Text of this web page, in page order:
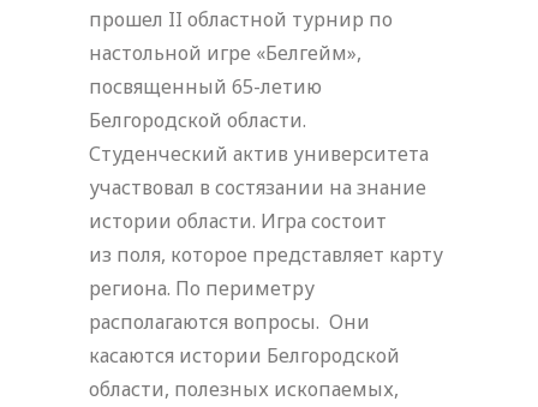
прошел II областной турнир по
настольной игре «Белгейм»,
посвященный 65-летию
Белгородской области.
Студенческий актив университета
участвовал в состязании на знание
истории области. Игра состоит
из поля, которое представляет карту
региона. По периметру
располагаются вопросы. Они
касаются истории Белгородской
области, полезных ископаемых,